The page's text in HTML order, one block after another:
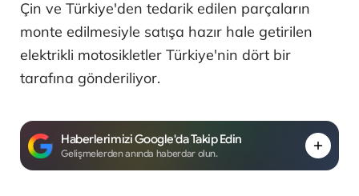
Çin ve Türkiye'den tedarik edilen parçaların
monte edilmesiyle satışa hazır hale getirilen
elektrikli motosikletler Türkiye'nin dört bir
tarafına gönderiliyor.
Haberlerimizi Google'da Takip Edin
Gelişmelerden anında haberdar olun.